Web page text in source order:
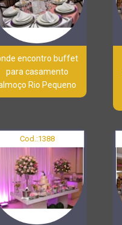
encontro buffet
para casamento
Rio Pequeno
Cod.:1388